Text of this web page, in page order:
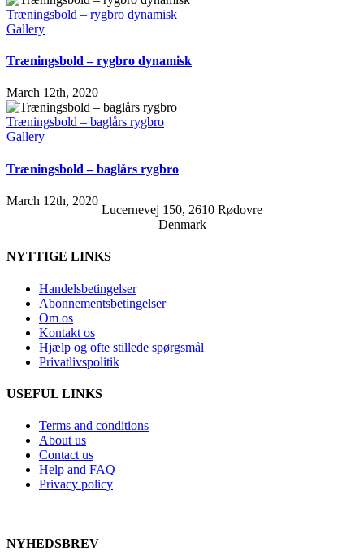
Træningsbold – rygbro dynamisk
Gallery
Træningsbold – rygbro dynamisk
March 12th, 2020
Træningsbold – baglårs rygbro
Gallery
Træningsbold – baglårs rygbro
March 12th, 2020
Lucernevej 150, 2610 Rødovre
Denmark
NYTTIGE LINKS
Handelsbetingelser
Abonnementsbetingelser
Om os
Kontakt os
Hjælp og ofte stillede spørgsmål
Privatlivspolitik
USEFUL LINKS
Terms and conditions
About us
Contact us
Help and FAQ
Privacy policy
NYHEDSBREV